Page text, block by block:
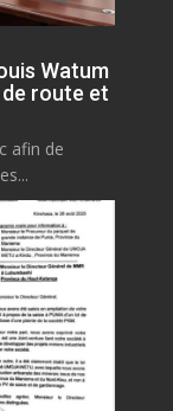
Watum
route et
afin de